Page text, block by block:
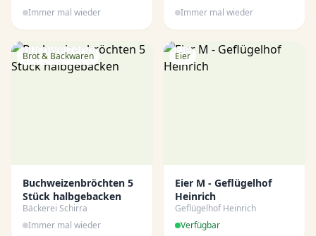
Immer mal wieder
Immer mal wieder
Brot & Backwaren
Buchweizenbröchten 5
Stück halbgebacken
Bäckerei Schirra
Immer mal wieder
Eier
Eier M - Geflügelhof
Heinrich
Geflügelhof Heinrich
Verfügbar